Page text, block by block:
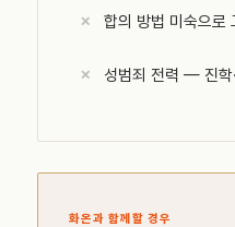
합의 방법 미숙으로
성범죄 전력 — 진학
화온과 함께할 경우